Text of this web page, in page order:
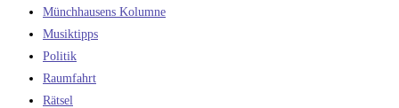
Münchhausens Kolumne
Musiktipps
Politik
Raumfahrt
Rätsel